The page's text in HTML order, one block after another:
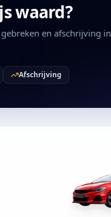
waard?
en afschrijving in
Afschrijving